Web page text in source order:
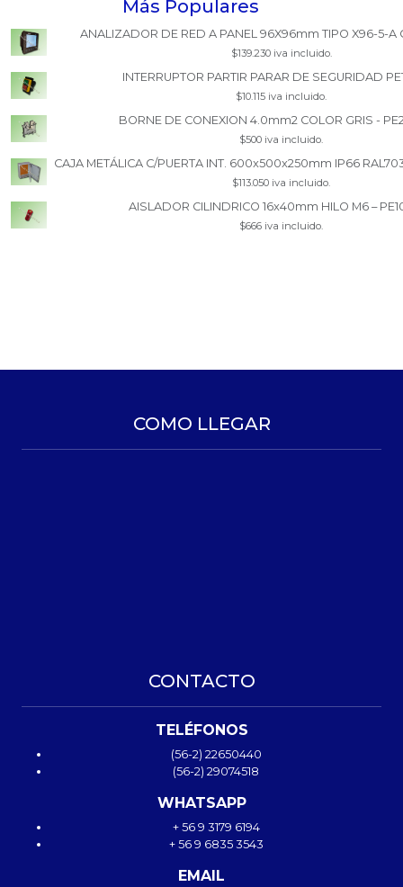
Más Populares
ANALIZADOR DE RED A PANEL 96X96mm TIPO X96-5-A
$139.230 iva incluido.
INTERRUPTOR PARTIR PARAR DE SEGURIDAD
$10.115 iva incluido.
BORNE DE CONEXION 4.0mm2 COLOR GRIS -
$500 iva incluido.
CAJA METÁLICA C/PUERTA INT. 600x500x250mm IP66
$113.050 iva incluido.
AISLADOR CILINDRICO 16x40mm HILO M6 –
$666 iva incluido.
COMO LLEGAR
CONTACTO
TELÉFONOS
(56-2) 22650440
(56-2) 29074518
WHATSAPP
+ 56 9 3179 6194
+ 56 9 6835 3543
EMAIL